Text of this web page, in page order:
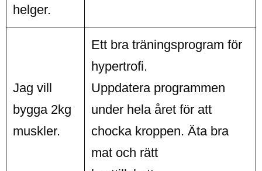
helger.
Jag vill
bygga 2kg
muskler.
Ett bra träningsprogram för
hypertrofi.
Uppdatera programmen
under hela året för att
chocka kroppen. Äta bra
mat och rätt